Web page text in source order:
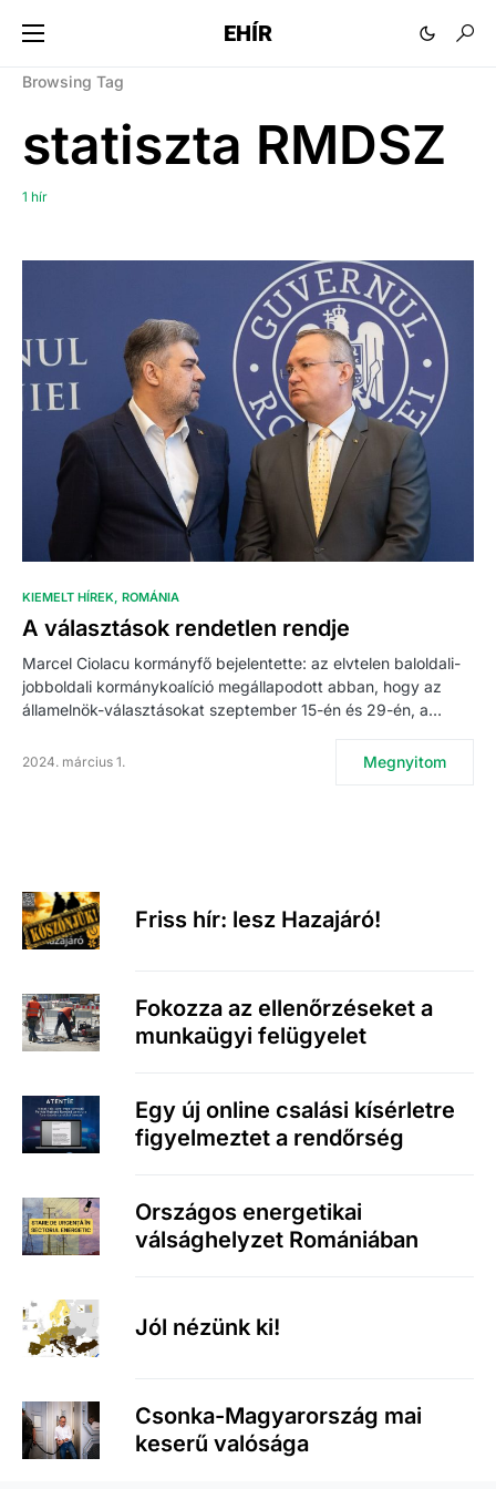
EHÍR
Browsing Tag
statiszta RMDSZ
1 hír
KIEMELT HÍREK ROMÁNIA
A választások rendetlen rendje
Marcel Ciolacu kormányfő bejelentette: az elvtelen baloldali-
jobboldali kormánykoalíció megállapodott abban, hogy az
államelnök-választásokat szeptember 15-én és 29-én, a…
2024. március 1. Megnyitom
Friss hír: lesz Hazajáró!
Fokozza az ellenőrzéseket a
munkaügyi felügyelet
Egy új online csalási kísérletre
figyelmeztet a rendőrség
Országos energetikai
válsághelyzet Romániában
Jól nézünk ki!
Csonka-Magyarország mai
keserű valósága